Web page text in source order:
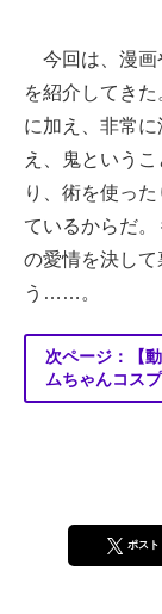
今回は、漫画
を紹介してき
に加え、非常
え、鬼という
り、術を使っ
ているからだ
の愛情を決し
う……。
次ページ：【
ムちゃんコス
ポスト